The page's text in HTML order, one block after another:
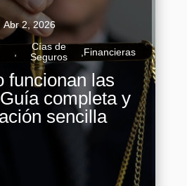
Abr 2, 2026
Cías de
Seguros
Financieras
funcionan las
completa y
sencilla
un proceso legal y, en lugar
poder recuperar tu
continúa el caso. Ese es el
de una fianza, un...